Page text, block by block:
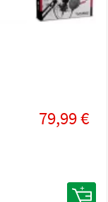
79,99 €